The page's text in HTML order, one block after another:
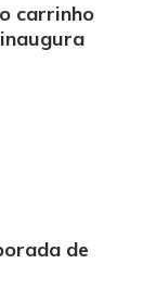
carrinho
de